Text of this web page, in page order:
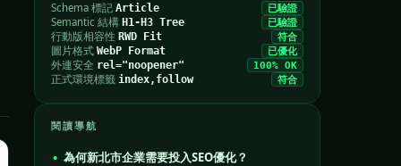
Schema 標記 Article 已驗證
Semantic 結構 H1-H3 Tree 已驗證
行動版相容性 RWD Fit 符合
圖片格式 WebP Format 已優化
外連安全 rel="noopener" 100% OK
正式環境標籤 index,follow 符合
閱讀導航
為何新北市企業需要投入SEO優化？